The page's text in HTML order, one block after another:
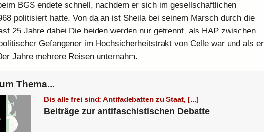
BGS endete schnell, nachdem er sich im gesellschaftlichen
politisiert hatte. Von da an ist Sheila bei seinem Marsch durch die
25 Jahre dabei Die beiden werden nur getrennt, als HAP zwischen
Gefangener im Hochsicherheitstrakt von Celle war und als er
Jahre mehrere Reisen unternahm.
Thema...
Bis alle frei sind: Antifadebatten zu Staat, [...]
Beiträge zur antifaschistischen Debatte